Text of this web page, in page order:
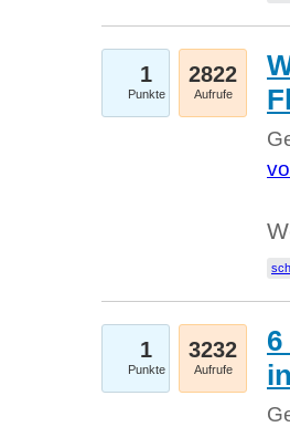
1
Punkte
2822
Aufrufe
1
Punkte
3232
Aufrufe